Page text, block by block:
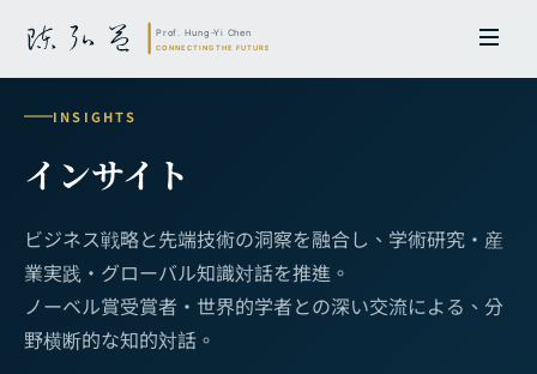
INSIGHTS
インサイト
ビジネス戦略と先端技術の洞察を融合し、学術研究・産
業実践・グローバル知識対話を推進。
ノーベル賞受賞者・世界的学者との深い交流による、分
野横断的な知的対話。